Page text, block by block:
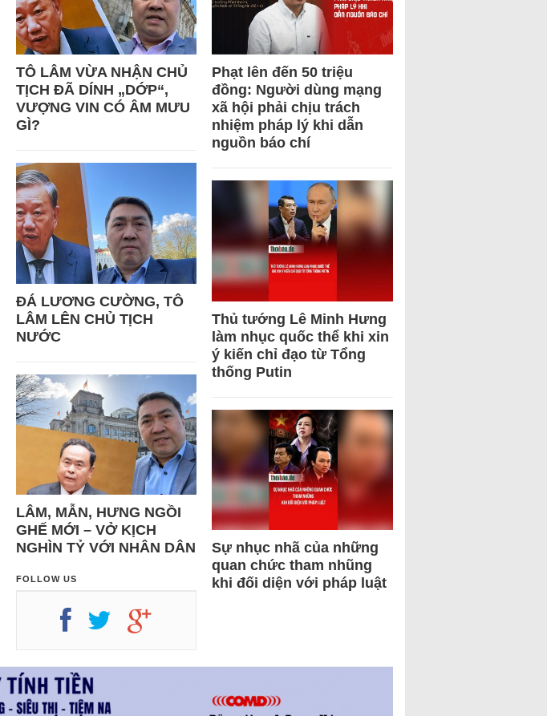
TÔ LÂM VỪA NHẬN CHỦ
TỊCH ĐÃ DÍNH „DỚP“,
VƯỢNG VIN CÓ ÂM MƯU
GÌ?
ĐÁ LƯƠNG CƯỜNG, TÔ
LÂM LÊN CHỦ TỊCH
NƯỚC
LÂM, MẪN, HƯNG NGỒI
GHẾ MỚI – VỞ KỊCH
NGHÌN TỶ VỚI NHÂN DÂN
FOLLOW US
Phạt lên đến 50 triệu
đồng: Người dùng mạng
xã hội phải chịu trách
nhiệm pháp lý khi dẫn
nguồn báo chí
Thủ tướng Lê Minh Hưng
làm nhục quốc thể khi xin
ý kiến chỉ đạo từ Tổng
thống Putin
Sự nhục nhã của những
quan chức tham nhũng
khi đối diện với pháp luật